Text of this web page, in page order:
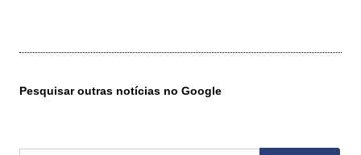
Pesquisar outras notícias no Google